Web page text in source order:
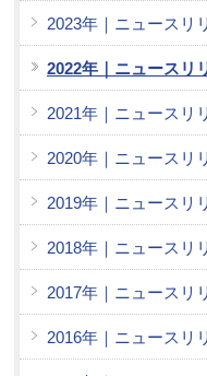
2023年｜ニュースリ
2022年｜ニュースリ
2021年｜ニュースリ
2020年｜ニュースリ
2019年｜ニュースリ
2018年｜ニュースリ
2017年｜ニュースリ
2016年｜ニュースリ